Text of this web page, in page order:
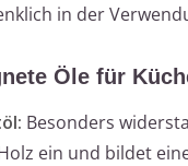
in der
Öle für
Besonders
ein und bildet